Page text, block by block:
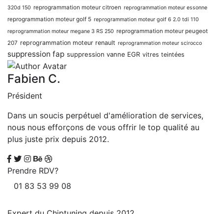
320d 150 reprogrammation moteur citroen reprogrammation moteur essonne
reprogrammation moteur golf 5 reprogrammation moteur golf 6 2.0 tdi 110
reprogrammation moteur megane 3 RS 250 reprogrammation moteur peugeot
207 reprogrammation moteur renault reprogrammation moteur scirocco
suppression fap suppression vanne EGR vitres teintées
Fabien C.
Président
Dans un soucis perpétuel d'amélioration de services,
nous nous efforçons de vous offrir le top qualité au
plus juste prix depuis 2012.
Prendre RDV?
01 83 53 99 08